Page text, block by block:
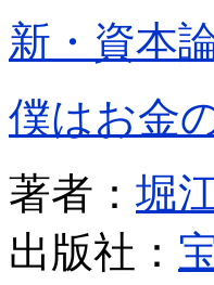
新・資本
僕はお金
著者： 堀
出版社：